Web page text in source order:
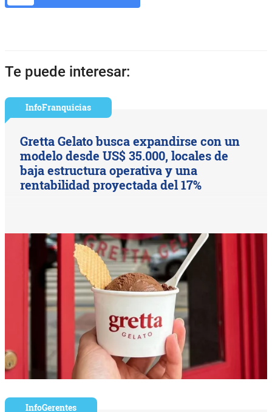
Te puede interesar:
InfoFranquicias
Gretta Gelato busca expandirse con un
modelo desde US$ 35.000, locales de
baja estructura operativa y una
rentabilidad proyectada del 17%
InfoGerentes